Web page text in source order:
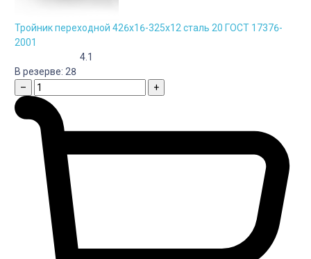
Тройник переходной 426х16-325х12 сталь 20 ГОСТ 17376-
2001
4.1
В резерве: 28
–
+